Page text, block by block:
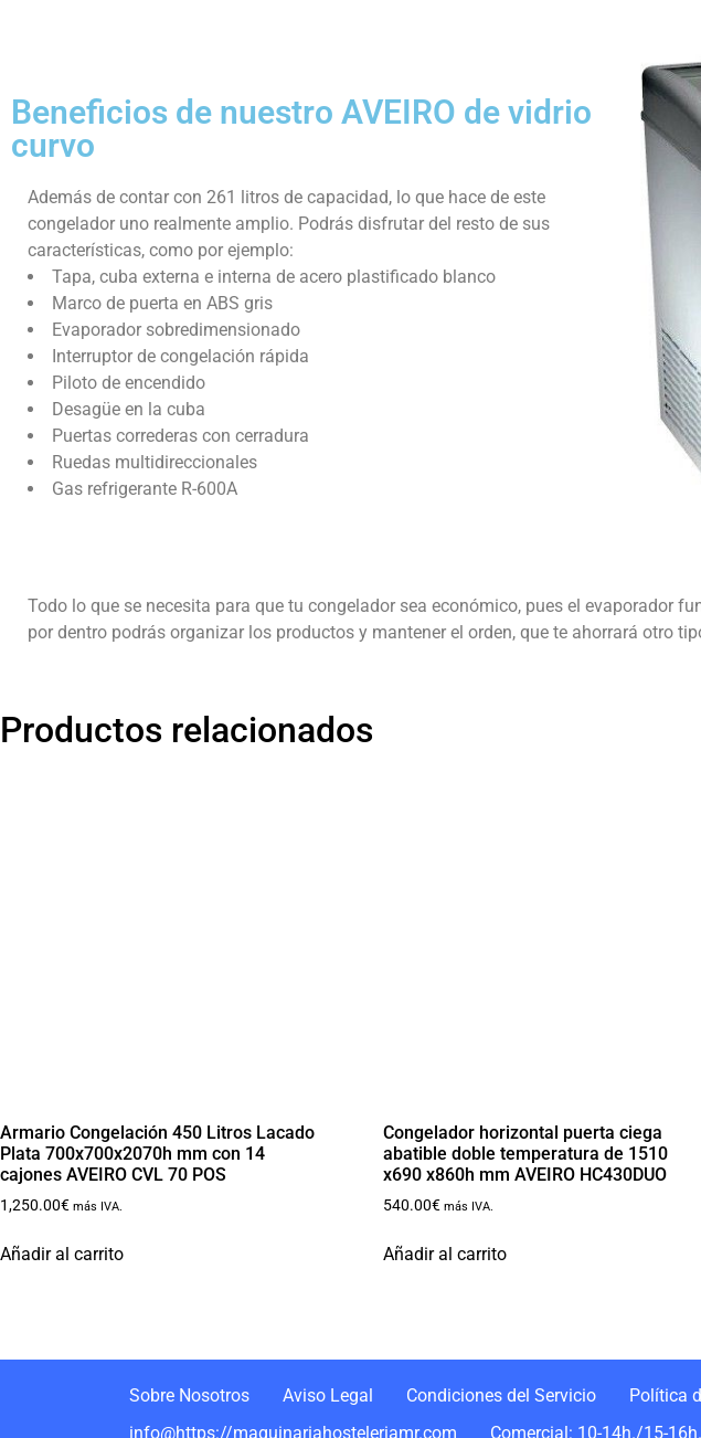
Beneficios de nuestro AVEIRO de vidrio
curvo
Además de contar con 261 litros de capacidad, lo que hace de este
congelador uno realmente amplio. Podrás disfrutar del resto de sus
características, como por ejemplo:
Tapa, cuba externa e interna de acero plastificado blanco
Marco de puerta en ABS gris
Evaporador sobredimensionado
Interruptor de congelación rápida
Piloto de encendido
Desagüe en la cuba
Puertas correderas con cerradura
Ruedas multidireccionales
Gas refrigerante R-600A
Todo lo que se necesita para que tu congelador sea económico, pues el evaporador
por dentro podrás organizar los productos y mantener el orden, que te ahorrará otro
Productos relacionados
Armario Congelación 450 Litros Lacado
Plata 700x700x2070h mm con 14
cajones AVEIRO CVL 70 POS
1,250.00€ más IVA.
Añadir al carrito
Congelador horizontal puerta ciega
abatible doble temperatura de 1510
x690 x860h mm AVEIRO HC430DUO
540.00€ más IVA.
Añadir al carrito
Sobre Nosotros Aviso Legal Condiciones del Servicio Política
info@https://maquinariahosteleriamr.com
Comercial: 10-14h./15-